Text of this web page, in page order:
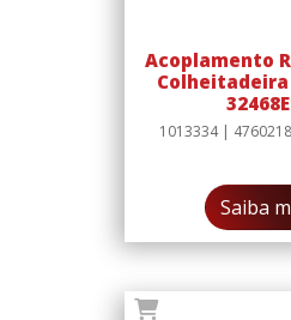
Acoplamento
Colheitadeira
1013334 |
Saiba